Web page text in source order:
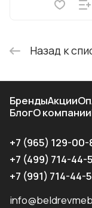
Назад к
БрендыАкции
БлогО компании
+7 (965) 129-00-
+7 (499) 714-44-
+7 (991) 714-44-